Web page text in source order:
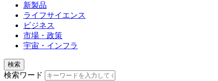
新製品
ライフサイエンス
ビジネス
市場・政策
宇宙・インフラ
検索
検索ワード